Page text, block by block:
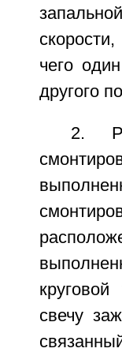
чего
другого
2.
свечу